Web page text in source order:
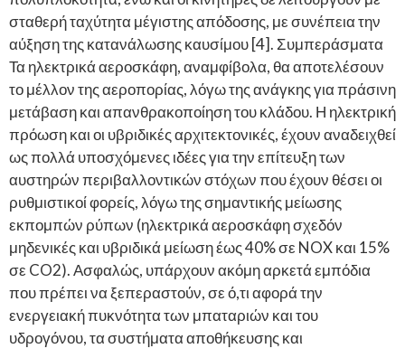
σταθερή ταχύτητα μέγιστης απόδοσης, με συνέπεια την
αύξηση της κατανάλωσης καυσίμου [4]. Συμπεράσματα
Τα ηλεκτρικά αεροσκάφη, αναμφίβολα, θα αποτελέσουν
το μέλλον της αεροπορίας, λόγω της ανάγκης για πράσινη
μετάβαση και απανθρακοποίηση του κλάδου. Η ηλεκτρική
πρόωση και οι υβριδικές αρχιτεκτονικές, έχουν αναδειχθεί
ως πολλά υποσχόμενες ιδέες για την επίτευξη των
αυστηρών περιβαλλοντικών στόχων που έχουν θέσει οι
ρυθμιστικοί φορείς, λόγω της σημαντικής μείωσης
εκπομπών ρύπων (ηλεκτρικά αεροσκάφη σχεδόν
μηδενικές και υβριδικά μείωση έως 40% σε NOX και 15%
σε CO2). Ασφαλώς, υπάρχουν ακόμη αρκετά εμπόδια
που πρέπει να ξεπεραστούν, σε ό,τι αφορά την
ενεργειακή πυκνότητα των μπαταριών και του
υδρογόνου, τα συστήματα αποθήκευσης και